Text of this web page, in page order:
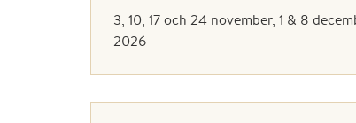
3, 10, 17 och 24 november, 1 & 8
2026